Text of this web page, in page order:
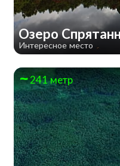
Озеро
Интересное место
241 метр